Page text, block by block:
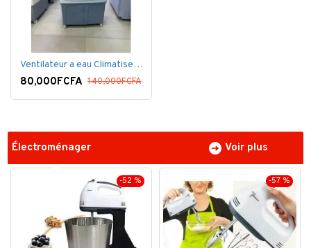
Ventilateur a eau Climatiseur Mobile Grand Model.
80,000FCFA 140,000FCFA
Électroménager Voir plus
-52 % -57 %